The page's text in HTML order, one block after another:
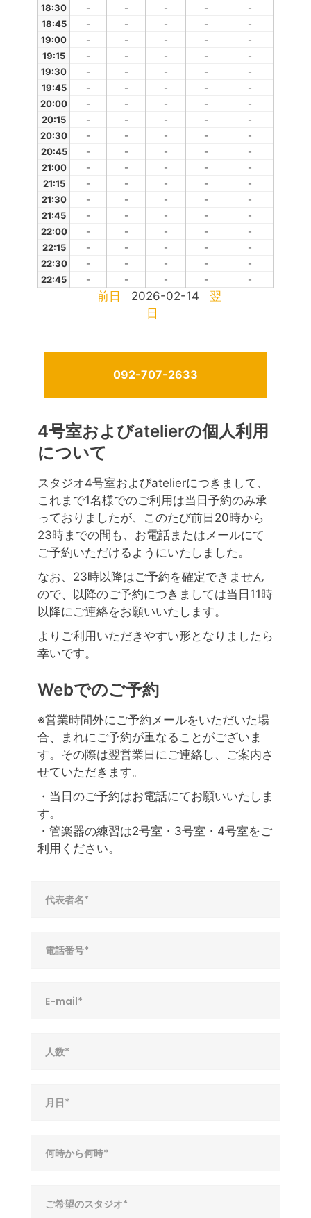
18:30
- - - -
-
18:45
- - - -
-
19:00
- - - -
-
19:15
- - - -
-
19:30
- - - -
-
19:45
- - - -
-
20:00
- - - -
-
20:15
- - - -
-
20:30
- - - -
-
20:45
- - - -
-
21:00
- - - -
-
21:15
- - - -
-
21:30
- - - -
-
21:45
- - - -
-
22:00
- - - -
-
22:15
- - - -
-
22:30
- - - -
-
22:45
- - - - -
前日 2026-02-14
翌
日
092-707-2633
4号室およびatelierの個人利用
について
スタジオ4号室およびatelierにつきまして、
これまで1名様でのご利用は当日予約のみ承
っておりましたが、このたび前日20時から
23時までの間も、お電話またはメールにて
ご予約いただけるようにいたしました。
なお、23時以降はご予約を確定できません
ので、以降のご予約につきましては当日11時
以降にご連絡をお願いいたします。
よりご利用いただきやすい形となりましたら
幸いです。
Webでのご予約
※営業時間外にご予約メールをいただいた場
合、まれにご予約が重なることがございま
す。その際は翌営業日にご連絡し、ご案内さ
せていただきます。
・当日のご予約はお電話にてお願いいたしま
す。
・管楽器の練習は2号室・3号室・4号室をご
利用ください。